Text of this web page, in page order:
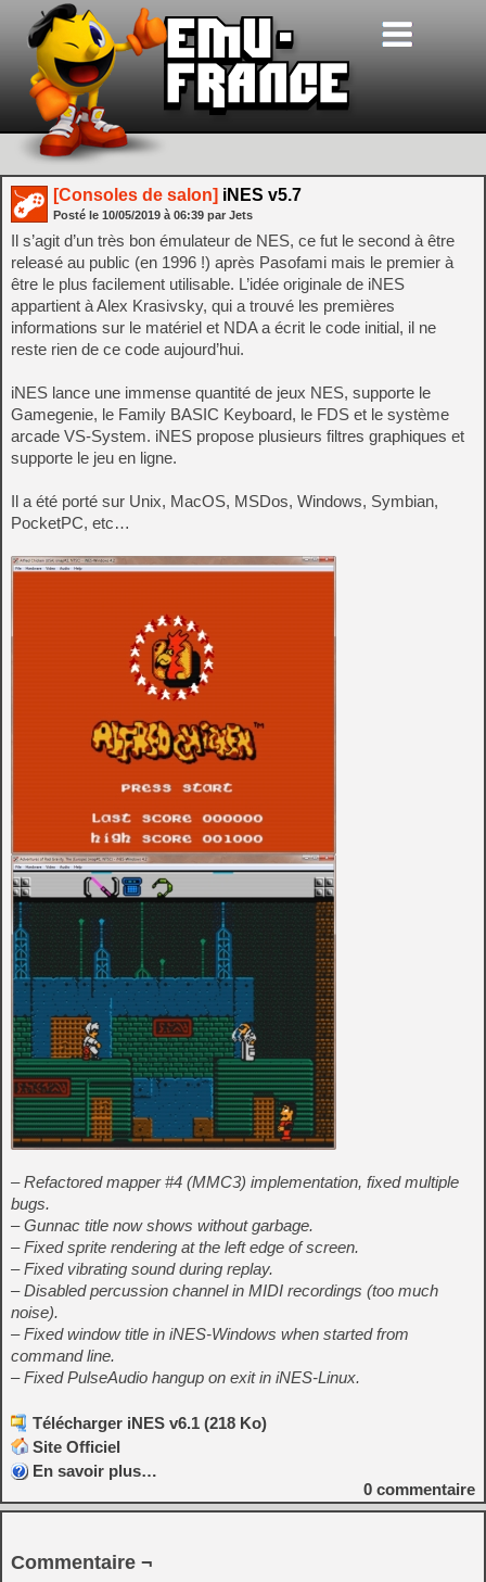
[Consoles de salon] iNES v5.7
Posté le 10/05/2019 à 06:39 par Jets
Il s’agit d’un très bon émulateur de NES, ce fut le second à être
releasé au public (en 1996 !) après Pasofami mais le premier à
être le plus facilement utilisable. L’idée originale de iNES
appartient à Alex Krasivsky, qui a trouvé les premières
informations sur le matériel et NDA a écrit le code initial, il ne
reste rien de ce code aujourd’hui.
iNES lance une immense quantité de jeux NES, supporte le
Gamegenie, le Family BASIC Keyboard, le FDS et le système
arcade VS-System. iNES propose plusieurs filtres graphiques et
supporte le jeu en ligne.
Il a été porté sur Unix, MacOS, MSDos, Windows, Symbian,
PocketPC, etc…
– Refactored mapper #4 (MMC3) implementation, fixed multiple
bugs.
– Gunnac title now shows without garbage.
– Fixed sprite rendering at the left edge of screen.
– Fixed vibrating sound during replay.
– Disabled percussion channel in MIDI recordings (too much
noise).
– Fixed window title in iNES-Windows when started from
command line.
– Fixed PulseAudio hangup on exit in iNES-Linux.
Télécharger iNES v6.1 (218 Ko)
Site Officiel
En savoir plus…
0 commentaire
Commentaire ¬